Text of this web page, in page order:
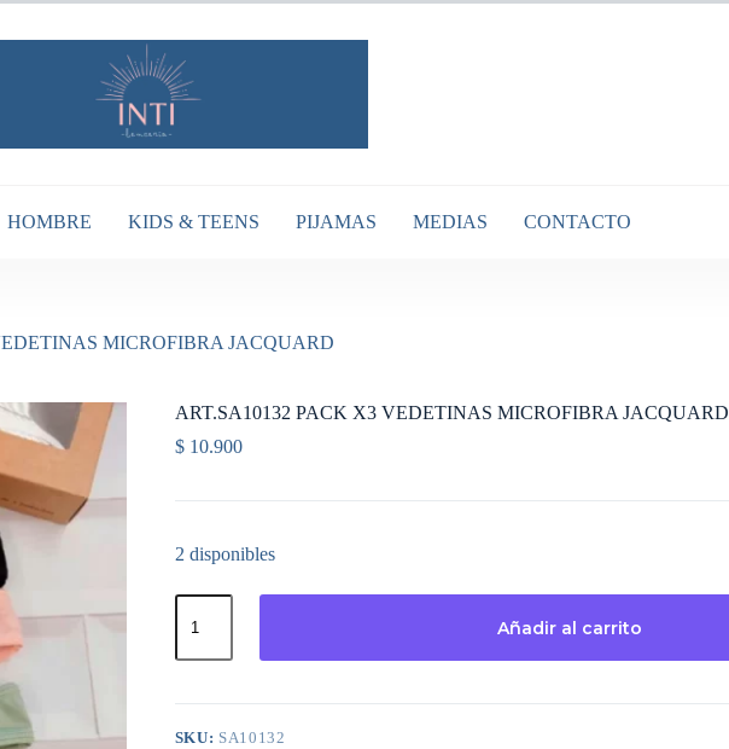
HOMBRE KIDS & TEENS PIJAMAS MEDIAS CONTACTO
MICROFIBRA JACQUARD
ART.SA10132 PACK X3 VEDETINAS MICROFIBRA JACQUARD
$10.900
2 disponibles
ART.SA10132
PACK
VEDETINAS
JACQUARD
Añadir al carrito
SKU: SA10132